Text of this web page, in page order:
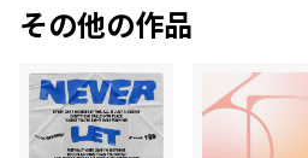
その他の作品